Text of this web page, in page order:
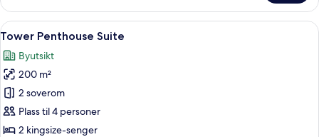
–
signature
Åpne
alle
bildene
av
Tower
Penthouse
Suite
Tower Penthouse Suite | Sengetøy
7
Tower Penthouse Suite
Byutsikt
200 m²
2 soverom
Plass til 4 personer
2 kingsize-senger